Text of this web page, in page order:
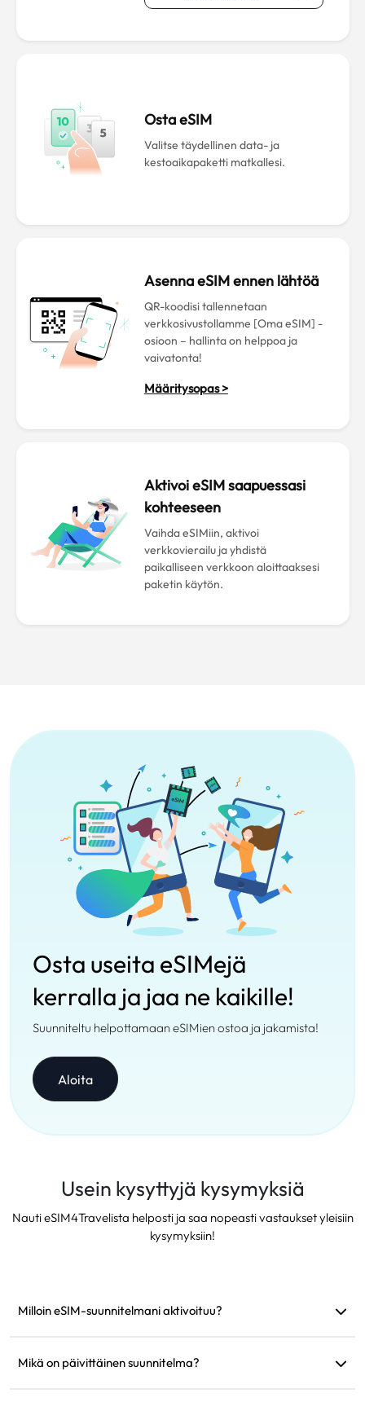
Osta eSIM
Valitse täydellinen data- ja
kestoaikapaketti matkallesi.
Asenna eSIM ennen lähtöä
QR-koodisi tallennetaan
verkkosivustollamme [Oma eSIM] -
osioon – hallinta on helppoa ja
vaivatonta!
Määritysopas >
Aktivoi eSIM saapuessasi
kohteeseen
Vaihda eSIMiin, aktivoi
verkkovierailu ja yhdistä
paikalliseen verkkoon aloittaaksesi
paketin käytön.
Osta useita eSIMejä
kerralla ja jaa ne kaikille!
Suunniteltu helpottamaan eSIMien ostoa ja jakamista!
Aloita
Usein kysyttyjä kysymyksiä
Nauti eSIM4Travelista helposti ja saa nopeasti vastaukset yleisiin
kysymyksiin!
Milloin eSIM-suunnitelmani aktivoituu?
Suosittelemme asentamaan sen ennen lähtöä.
Mikä on päivittäinen suunnitelma?